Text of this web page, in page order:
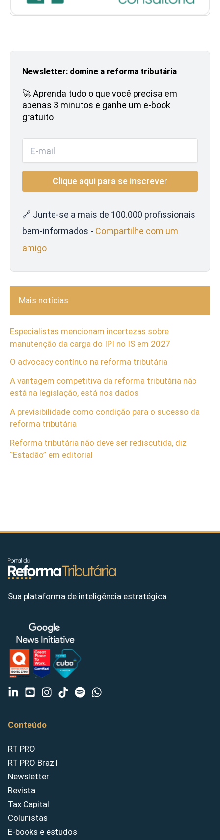
Newsletter: domine a reforma tributária
🚀 Aprenda tudo o que você precisa em
apenas 3 minutos e ganhe um e-book
gratuito
🔗 Junte-se a mais de 100.000 profissionais
bem-informados - Compartilhe com um
amigo
Mais notícias
Especialistas mencionam incertezas sobre
manutenção da carga do IPI no IS em 2027
O advocacy contínuo na reforma tributária
A vantagem competitiva da reforma tributária não
está na legislação, está nos dados
A previsibilidade como condição para o sucesso da
reforma tributária
Reforma tributária não deve ser rediscutida, diz
“Estadão” em editorial
Sua plataforma de inteligência estratégica
Conteúdo
RT PRO
RT PRO Brazil
Newsletter
Revista
Tax Capital
Colunistas
E-books e estudos